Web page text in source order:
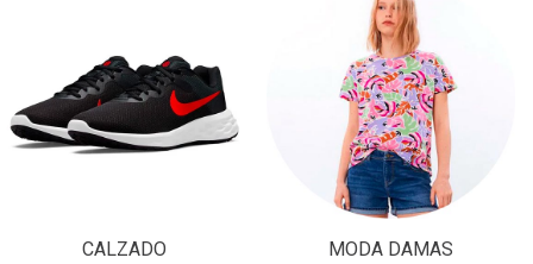
CALZADO MODA DAMAS